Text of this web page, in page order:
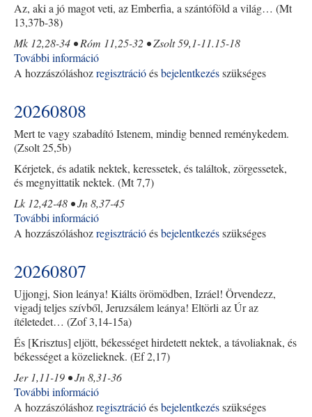
Az, aki a jó magot veti, az Emberfia, a szántóföld a világ… (Mt
13,37b-38)
Mk 12,28-34 • Róm 11,25-32 • Zsolt 59,1-11.15-18
További információ
tartalommal
A hozzászóláshozregisztrációésbejelentkezésszükséges
20260808
Mert te vagy szabadító Istenem, mindig benned reménykedem.
(Zsolt 25,5b)
Kérjetek, és adatik nektek, keressetek, és találtok, zörgessetek,
és megnyittatik nektek. (Mt 7,7)
Lk 12,42-48 • Jn 8,37-45
További információ
tartalommal
A hozzászóláshozregisztrációésbejelentkezésszükséges
20260807
Ujjongj, Sion leánya! Kiálts örömödben, Izráel! Örvendezz,
vigadj teljes szívből, Jeruzsálem leánya! Eltörli az Úr az
ítéletedet… (Zof 3,14-15a)
És [Krisztus] eljött, békességet hirdetett nektek, a távoliaknak, és
békességet a közelieknek. (Ef 2,17)
Jer 1,11-19 • Jn 8,31-36
További információ
tartalommal
A hozzászóláshozregisztrációésbejelentkezésszükséges